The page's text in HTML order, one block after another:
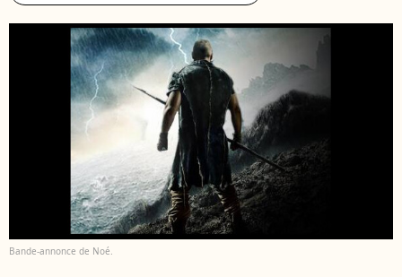
Bande-annonce de Noé.